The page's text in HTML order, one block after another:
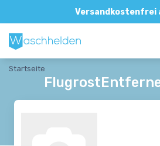
Versandkostenfrei
Startseite